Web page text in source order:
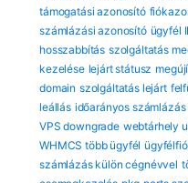
támogatási azonosító
számlázási azonosító ügyfél
hosszabbítás szolgáltatás
kezelése lejárt státusz
domain szolgáltatás lejárt
leállás időarányos számlázás
VPS downgrade webtárhely
WHMCS több ügyfél
számlázás külön cégnévvel